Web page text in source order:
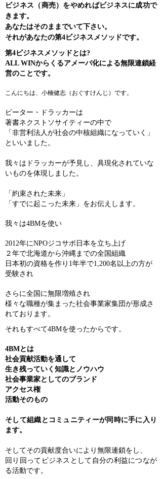
ビジネス（商売）をやめればビジネスに成功で
きます。
あなたはそのままでいて下さい。
それがあなたの第4ビジネスメソッドです。
第4ビジネスメソッドとは?
ALL WINからくるアメーバ化による無限連鎖経
営のことです。
こんにちは、小楠健志（おぐすけんじ）です。​
ピーター・ドラッカーは
著書ネクストソサイティーの中で
「非営利法人が社会の中核組織になっていく」
といいました。
我々はドラッカーが予見し、具現化されていな
いものを体現しました。
「約束された未来」
「すでに起こった未来」をお伝えします。
我々は4BMを使い
2012年にNPOジコサポ日本を立ち上げ
２年で北海道から沖縄までの全国組織
日本初の資格を作り1年半で1,200名以上の方が
受験され
さらに全国に無限増殖され
様々な職種が集まった社会事業家集団が形成さ
れております。
それもすべて4BMを使ったからです。
4BMとは
社会貢献活動を通して
生き残っていく知識とノウハウ
社会事業家としてのブランド
アクセス権
活動そのもの
そして組織とコミュニティーが同時に手に入り
ます。
そしてその貢献度合いにより無限連鎖をし、
回り回ってビジネスとして自分の利益につなが
る活動です。